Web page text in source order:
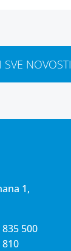
SVE NOVOSTI
1,
500
810